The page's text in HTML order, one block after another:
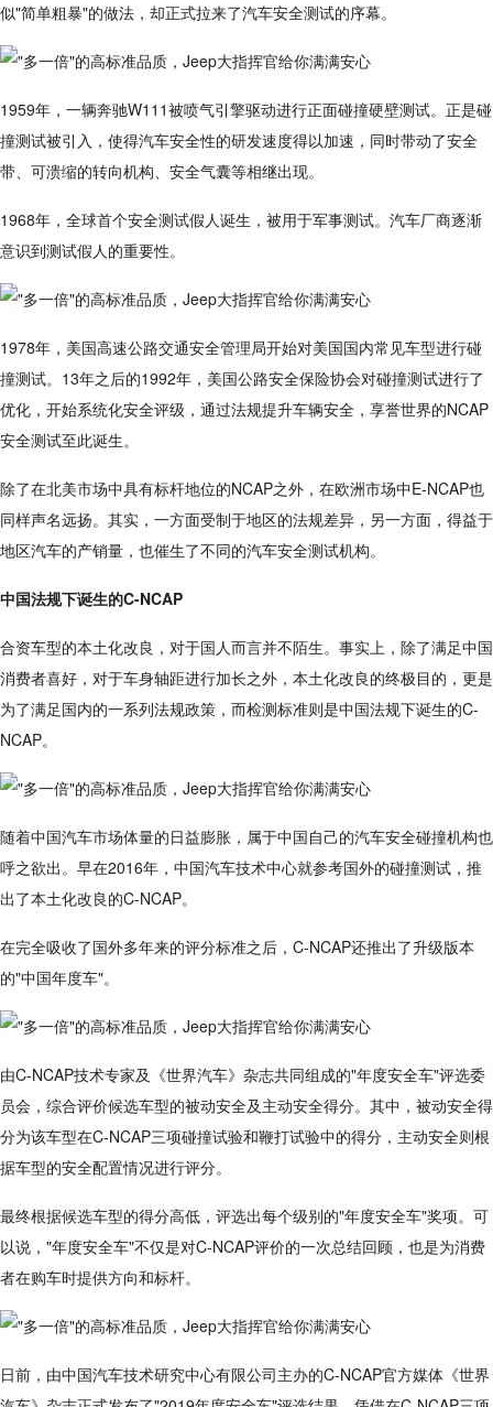
似"简单粗暴"的做法，却正式拉来了汽车安全测试的序幕。
1959年，一辆奔驰W111被喷气引擎驱动进行正面碰撞硬壁测试。正是碰
撞测试被引入，使得汽车安全性的研发速度得以加速，同时带动了安全
带、可溃缩的转向机构、安全气囊等相继出现。
1968年，全球首个安全测试假人诞生，被用于军事测试。汽车厂商逐渐
意识到测试假人的重要性。
1978年，美国高速公路交通安全管理局开始对美国国内常见车型进行碰
撞测试。13年之后的1992年，美国公路安全保险协会对碰撞测试进行了
优化，开始系统化安全评级，通过法规提升车辆安全，享誉世界的NCAP
安全测试至此诞生。
除了在北美市场中具有标杆地位的NCAP之外，在欧洲市场中E-NCAP也
同样声名远扬。其实，一方面受制于地区的法规差异，另一方面，得益于
地区汽车的产销量，也催生了不同的汽车安全测试机构。
中国法规下诞生的C-NCAP
合资车型的本土化改良，对于国人而言并不陌生。事实上，除了满足中国
消费者喜好，对于车身轴距进行加长之外，本土化改良的终极目的，更是
为了满足国内的一系列法规政策，而检测标准则是中国法规下诞生的C-
NCAP。
随着中国汽车市场体量的日益膨胀，属于中国自己的汽车安全碰撞机构也
呼之欲出。早在2016年，中国汽车技术中心就参考国外的碰撞测试，推
出了本土化改良的C-NCAP。
在完全吸收了国外多年来的评分标准之后，C-NCAP还推出了升级版本
的"中国年度车"。
由C-NCAP技术专家及《世界汽车》杂志共同组成的"年度安全车"评选委
员会，综合评价候选车型的被动安全及主动安全得分。其中，被动安全得
分为该车型在C-NCAP三项碰撞试验和鞭打试验中的得分，主动安全则根
据车型的安全配置情况进行评分。
最终根据候选车型的得分高低，评选出每个级别的"年度安全车"奖项。可
以说，"年度安全车"不仅是对C-NCAP评价的一次总结回顾，也是为消费
者在购车时提供方向和标杆。
日前，由中国汽车技术研究中心有限公司主办的C-NCAP官方媒体《世界